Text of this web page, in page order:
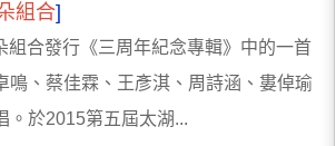
組合]
組合發行《三周年紀念專輯》中的一首
鳴、蔡佳霖、王彥淇、周詩涵、婁倬瑜
。於2015第五屆太湖...